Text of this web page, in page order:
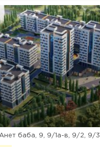
Анет баба, 9, 9/1а-в, 9/2, 9/3
Да, удалить Отмена